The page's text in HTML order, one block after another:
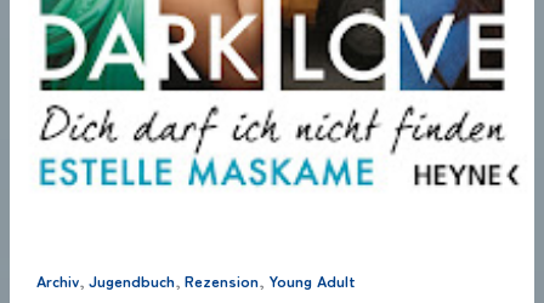
Archiv, Jugendbuch, Rezension, Young Adult